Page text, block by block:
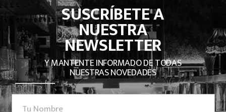
SUSCRÍBETE A
NUESTRA
NEWSLETTER
Y MANTENTE INFORMADO DE TODAS
NUESTRAS NOVEDADES